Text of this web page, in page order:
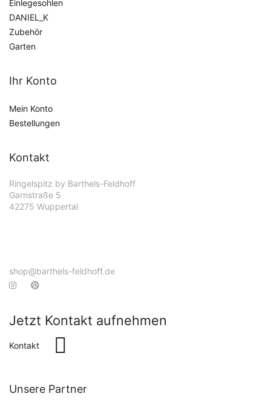
Einlegesohlen
DANIEL_K
Zubehör
Garten
Ihr Konto
Mein Konto
Bestellungen
Kontakt
Ringelspitz by Barthels-Feldhoff
Garnstraße 5
42275 Wuppertal
shop@barthels-feldhoff.de
Jetzt Kontakt aufnehmen
Kontakt
Unsere Partner